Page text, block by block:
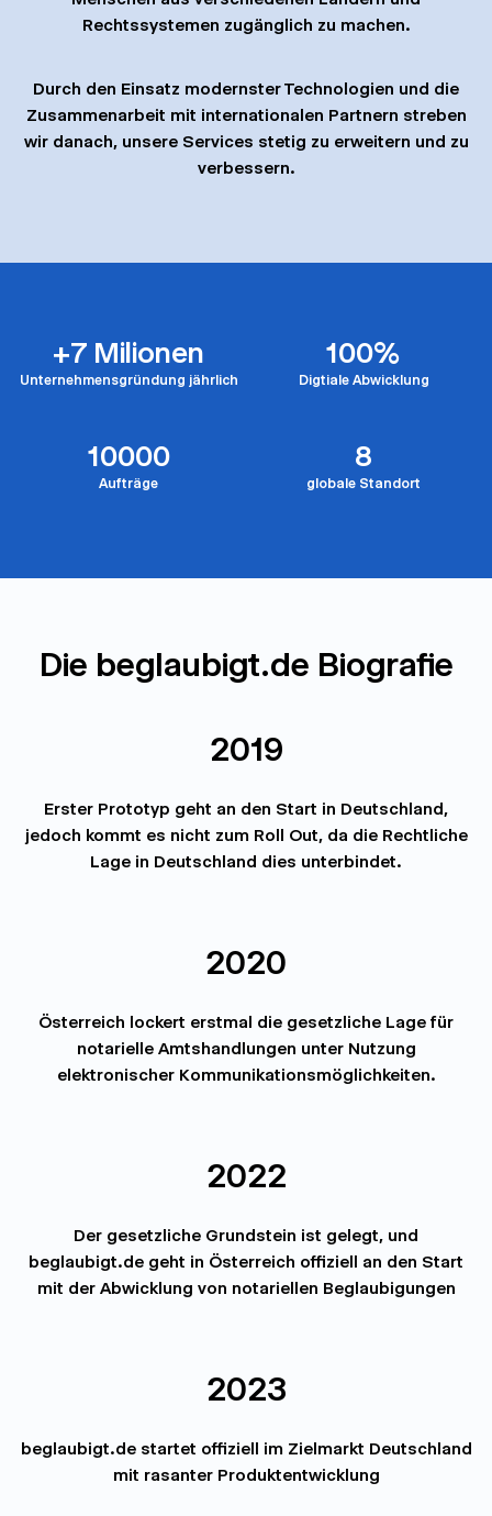
Rechtssystemen zugänglich zu machen.
Durch den Einsatz modernster Technologien und die
Zusammenarbeit mit internationalen Partnern streben
wir danach, unsere Services stetig zu erweitern und zu
verbessern.
+7 Milionen
Unternehmensgründung jährlich
100%
Digtiale Abwicklung
10000
Aufträge
8
globale Standort
Die beglaubigt.de Biografie
2019
Erster Prototyp geht an den Start in Deutschland,
jedoch kommt es nicht zum Roll Out, da die Rechtliche
Lage in Deutschland dies unterbindet.
2020
Österreich lockert erstmal die gesetzliche Lage für
notarielle Amtshandlungen unter Nutzung
elektronischer Kommunikationsmöglichkeiten.
2022
Der gesetzliche Grundstein ist gelegt, und
beglaubigt.de geht in Österreich offiziell an den Start
mit der Abwicklung von notariellen Beglaubigungen
2023
beglaubigt.de startet offiziell im Zielmarkt Deutschland
mit rasanter Produktentwicklung